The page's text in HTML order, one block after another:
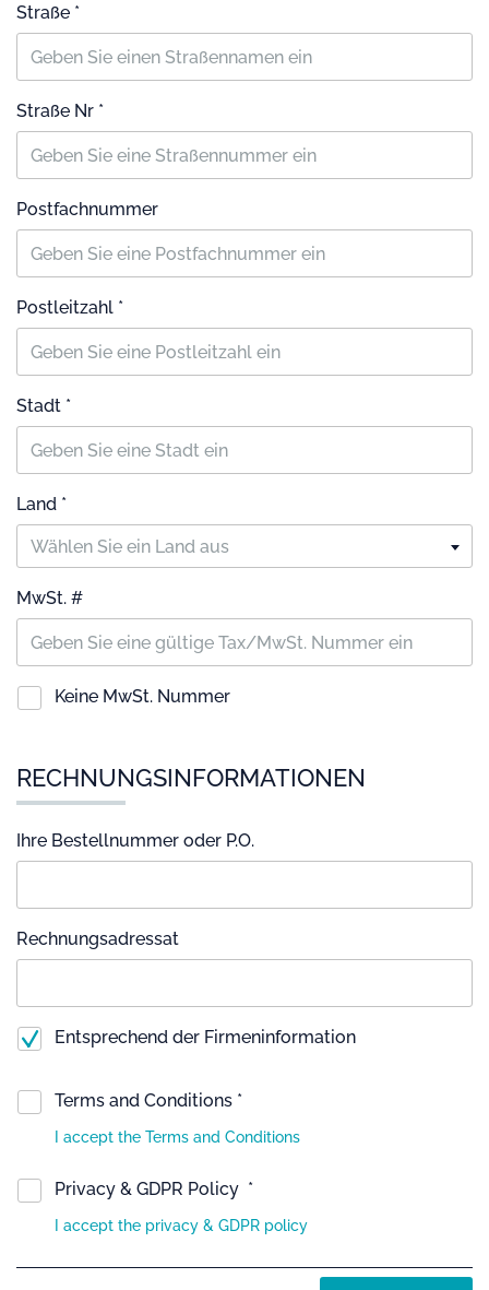
Straße *
Straße Nr *
Postfachnummer
Postleitzahl *
Stadt *
Land *
Wählen Sie ein Land aus
MwSt. #
Keine MwSt. Nummer
RECHNUNGSINFORMATIONEN
Ihre Bestellnummer oder P.O.
Rechnungsadressat
Entsprechend der Firmeninformation
Terms and Conditions *
I accept the Terms and Conditions
Privacy & GDPR Policy *
I accept the privacy & GDPR policy